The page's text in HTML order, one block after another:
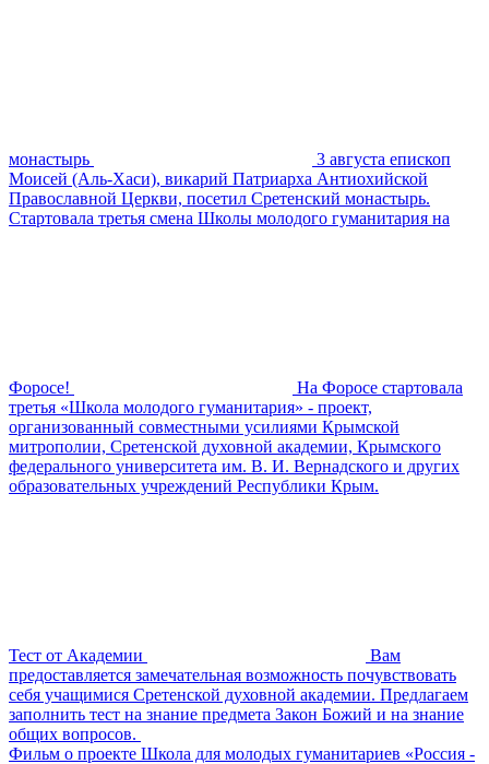
монастырь
3 августа епископ
Моисей (Аль-Хаси), викарий Патриарха Антиохийской
Православной Церкви, посетил Сретенский монастырь.
Стартовала третья смена Школы молодого гуманитария на
Форосе!
На Форосе стартовала
третья «Школа молодого гуманитария» - проект,
организованный совместными усилиями Крымской
митрополии, Сретенской духовной академии, Крымского
федерального университета им. В. И. Вернадского и других
образовательных учреждений Республики Крым.
Тест от Академии
Вам
предоставляется замечательная возможность почувствовать
себя учащимися Сретенской духовной академии. Предлагаем
заполнить тест на знание предмета Закон Божий и на знание
общих вопросов. ⁠
Фильм о проекте Школа для молодых гуманитариев «Россия -